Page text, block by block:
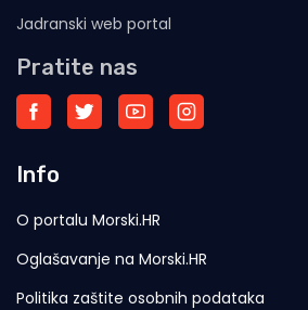
Jadranski web portal
Pratite nas
Info
O portalu Morski.HR
Oglašavanje na Morski.HR
Politika zaštite osobnih podataka